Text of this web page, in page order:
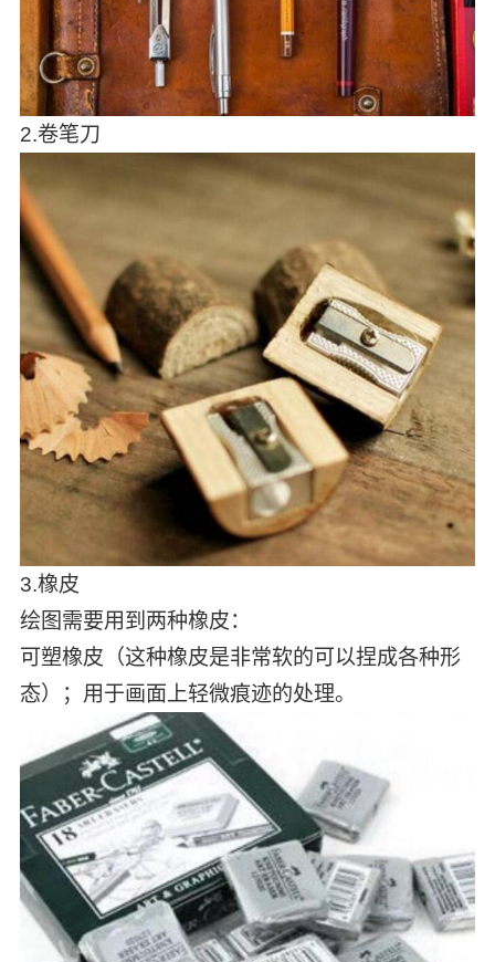
2.卷笔刀
3.橡皮
绘图需要用到两种橡皮：
可塑橡皮（这种橡皮是非常软的可以捏成各种形
态）；用于画面上轻微痕迹的处理。